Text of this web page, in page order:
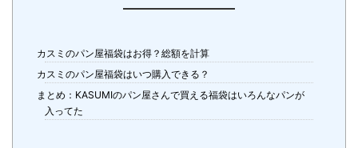
カスミのパン屋福袋はお得？総額を計算
カスミのパン屋福袋はいつ購入できる？
まとめ：KASUMIのパン屋さんで買える福袋はいろんなパンが
入ってた